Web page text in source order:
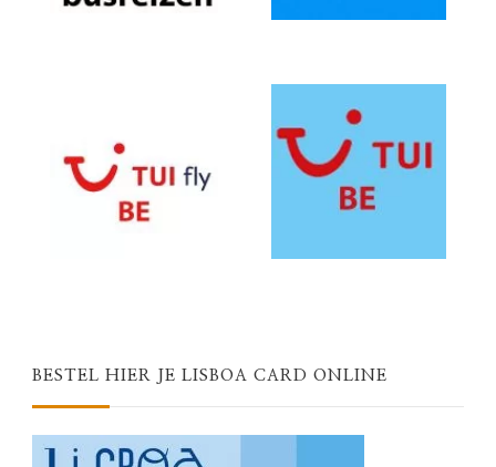
BESTEL HIER JE LISBOA CARD ONLINE